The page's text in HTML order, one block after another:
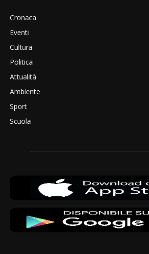
Cronaca
Eventi
Cultura
Politica
Attualità
Ambiente
Sport
Scuola